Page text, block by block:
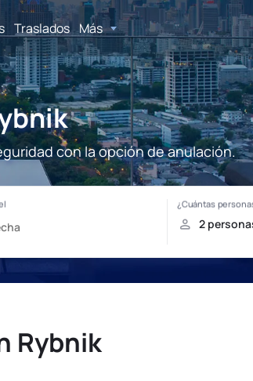
Traslados Más
con la opción de anulación.
Rybnik